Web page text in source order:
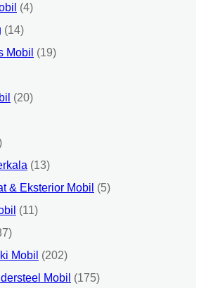
(4)
(14)
Mobil (19)
(20)
(13)
& Eksterior Mobil (5)
(11)
Mobil (202)
Mobil (175)